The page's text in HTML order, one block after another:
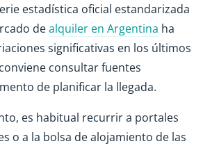
estadística oficial estandarizada
dealquiler en Argentina ha
significativas en los últimos
consultar fuentes
de planificar la llegada.
es habitual recurrir a portales
o a la bolsa de alojamiento de las